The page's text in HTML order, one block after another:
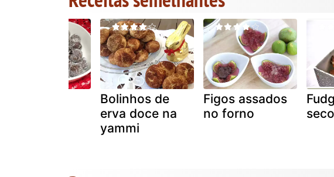
Bolinhos de
erva doce na
yammi
Figos assados
no forno